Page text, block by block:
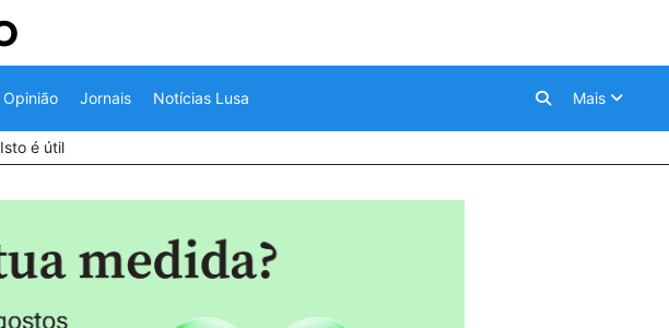
Opinião Jornais Notícias Lusa Mais
Isto é útil